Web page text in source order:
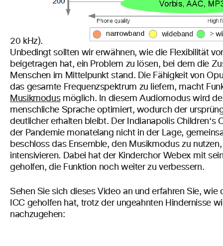
20 kHz).
Unbedingt sollten wir erwähnen, wie die Flexibilität
beigetragen hat, ein Problem zu lösen, bei dem die
Menschen im Mittelpunkt stand. Die Fähigkeit von
das gesamte Frequenzspektrum zu liefern, macht
Musikmodusmöglich. In diesem Audiomodus wird
menschliche Sprache optimiert, wodurch der
deutlicher erhalten bleibt. Der Indianapolis Children‘s
der Pandemie monatelang nicht in der Lage,
beschloss das Ensemble, den Musikmodus zu
intensivieren. Dabei hat der Kinderchor Webex mit
geholfen, die Funktion noch weiter zu verbessern.
Sehen Sie sich dieses Video an und erfahren Sie, wie
ICC geholfen hat, trotz der ungeahnten Hindernisse
nachzugehen: